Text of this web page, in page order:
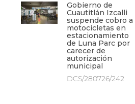
Gobierno de
Cuautitlán Izcalli
suspende cobro a
motocicletas en
estacionamiento
de Luna Parc por
carecer de
autorización
municipal
DCS/280726/242